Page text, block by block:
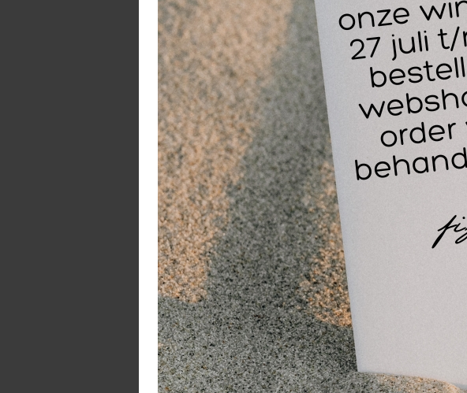
Vicks Sinex
Verkouden?
is een welbekend
sprays in ieder
De werkzame stof in
Oxymetazoline is
neusslijmvlies.
Lees voor gebruik
Wellicht